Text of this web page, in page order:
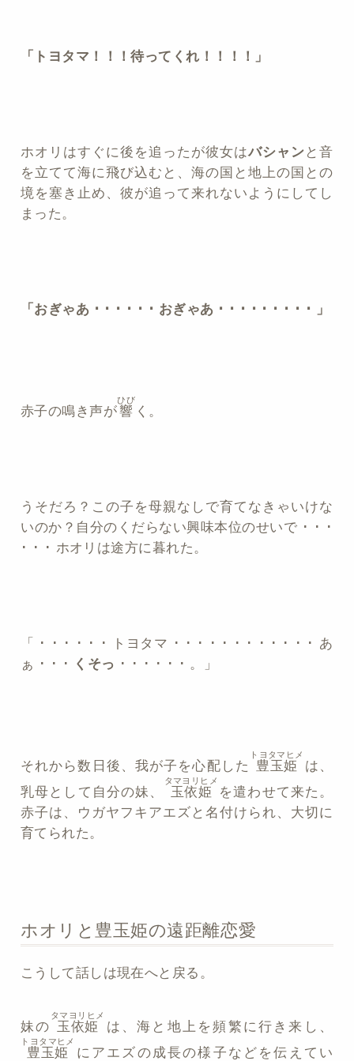
「トヨタマ！！！待ってくれ！！！！」
ホオリはすぐに後を追ったが彼女はバシャン と音
を立てて海に飛び込むと、海の国と地上の国との
境を塞き止め、彼が追って来れないようにしてし
まった。
「おぎゃあ ･ ･ ･ ･ ･ ･ おぎゃあ ･ ･ ･ ･ ･ ･ ･ ･ ･ 」
赤子の鳴き声が響
ひび
く。
うそだろ？この子を母親なしで育てなきゃいけな
いのか？自分のくだらない興味本位のせいで ･ ･ ･
･ ･ ･ ホオリは途方に暮れた。
「 ･ ･ ･ ･ ･ ･ トヨタマ ･ ･ ･ ･ ･ ･ ･ ･ ･ ･ ･ ･ あ
ぁ ･ ･ ･
くそっ ･ ･ ･ ･ ･ ･ 。」
それから数日後、我が子を心配した 豊玉姫
トヨタマヒメ
は、
乳母として自分の妹、
玉依姫
タマヨリヒメ
を遣わせて来た。
赤子は、ウガヤフキアエズと名付けられ、大切に
育てられた。
ホオリと豊玉姫の遠距離恋愛
こうして話しは現在へと戻る。
妹の 玉依姫
タマヨリヒメ
は、海と地上を頻繁に行き来し、
豊玉姫
トヨタマヒメ
にアエズの成長の様子などを伝えてい